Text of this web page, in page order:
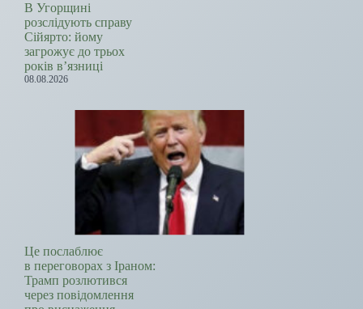
В Угорщині
розслідують справу
Сійярто: йому
загрожує до трьох
років в’язниці
08.08.2026
Це послаблює
в переговорах з Іраном:
Трамп розлютився
через повідомлення